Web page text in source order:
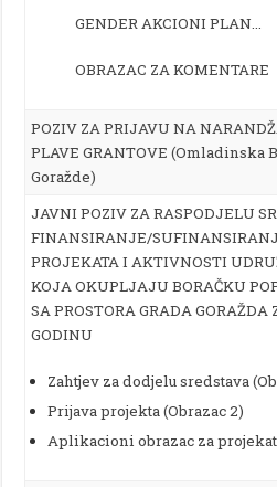
GENDER AKCIONI PLAN…
OBRAZAC ZA KOMENTARE
POZIV ZA PRIJAVU NA
PLAVE GRANTOVE (Omladinska
Goražde)
JAVNI POZIV ZA RASPODJELU
FINANSIRANJE/
PROJEKATA I AKTIVNOSTI
KOJA OKUPLJAJU BORAČKU
SA PROSTORA GRADA GORAŽDA
GODINU
Zahtjev za dodjelu sredstava
Prijava projekta (Obrazac 2)
Aplikacioni obrazac za projekat